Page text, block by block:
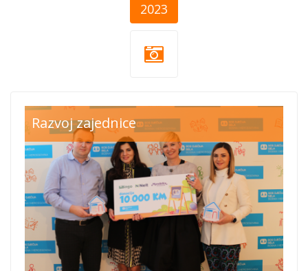
2023
Listicle-27-1-23-
cover.png
Razvoj zajednice